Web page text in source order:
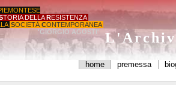
TORIA DELLA RESISTENZA
SOCIETÀ CONTEMPORANEA
'GIORGIO AGOSTI'
home premessa